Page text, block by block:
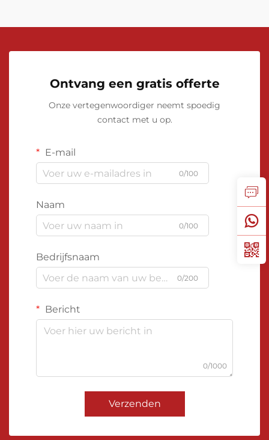
Ontvang een gratis offerte
Onze vertegenwoordiger neemt spoedig
contact met u op.
E-mail
0/100
Naam
0/100
Bedrijfsnaam
0/200
Bericht
0/1000
Verzenden